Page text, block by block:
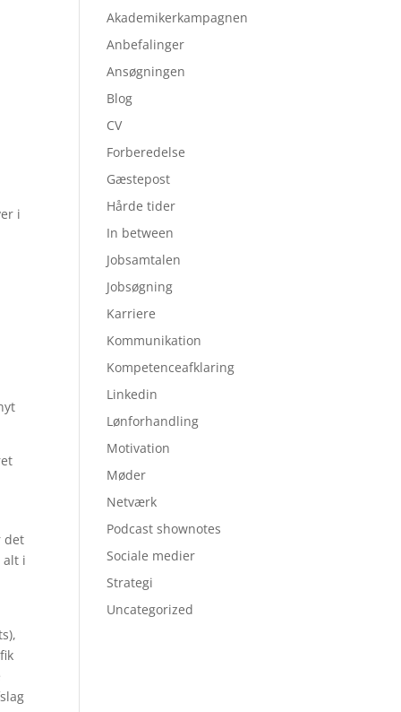
i
det
alt i
Akademikerkampagnen
Anbefalinger
Ansøgningen
Blog
CV
Forberedelse
Gæstepost
Hårde tider
In between
Jobsamtalen
Jobsøgning
Karriere
Kommunikation
Kompetenceafklaring
Linkedin
Lønforhandling
Motivation
Møder
Netværk
Podcast shownotes
Sociale medier
Strategi
Uncategorized